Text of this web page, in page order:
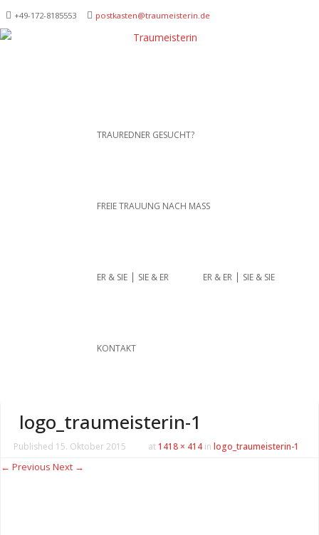
+49-172-­8185553 postkasten@traumeisterin.de
Traurednerein München,
Leidenschaft
SKIP TO CONTENT
TRAUREDNER GESUCHT?
FREIE TRAUUNG NACH MASS
ER & SIE ⎪ SIE & ER ER & ER ⎪ SIE & SIE
KONTAKT
logo_traumeisterin-1
Published 15. Oktober 2015 at1418 × 414 in logo_traumeisterin-1
← Previous Next →